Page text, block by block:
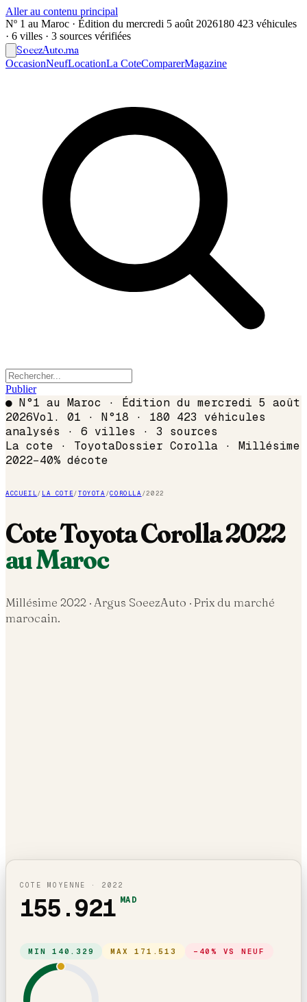
Aller au contenu principal
Nº 1 au Maroc · Édition du mercredi 5 août 2026180 423 véhicules
· 6 villes · 3 sources vérifiées
SoeezAuto.ma
OccasionNeufLocationLa CoteComparerMagazine
Publier
● N°1 au Maroc · Édition du mercredi 5 août
2026Vol. 01 · N°18 · 180 423 véhicules
analysés · 6 villes · 3 sources
La cote · ToyotaDossier Corolla · Millésime
2022−40% décote
ACCUEIL/ LA COTE/TOYOTA /COROLLA /2022
CoteToyotaCorolla2022
au Maroc
Millésime 2022 · Argus SoeezAuto · Prix du marché
marocain.
COTE MOYENNE · 2022
155.921 MAD
MIN140.329 MAX171.513 − 40% VS NEUF